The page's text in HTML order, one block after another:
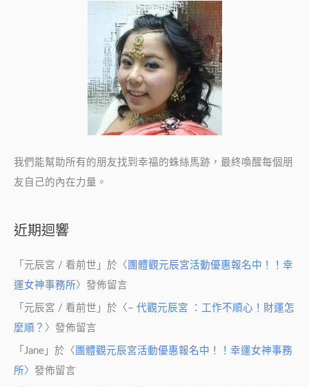
我們能幫助所有的朋友找到幸福的蛛絲馬跡，最終喚醒每個朋
友自己的內在力量。
近期迴響
「 元辰宮 / 看前世 」於〈 團體觀元辰宮活動優惠報名中！！幸
運女神事務所〉發佈留言
「 元辰宮 / 看前世 」於〈 – 代觀元辰宮 ：工作不順心！財運怎
麼順？ 〉發佈留言
「 Jane 」於〈 團體觀元辰宮活動優惠報名中！！幸運女神事務
所〉發佈留言